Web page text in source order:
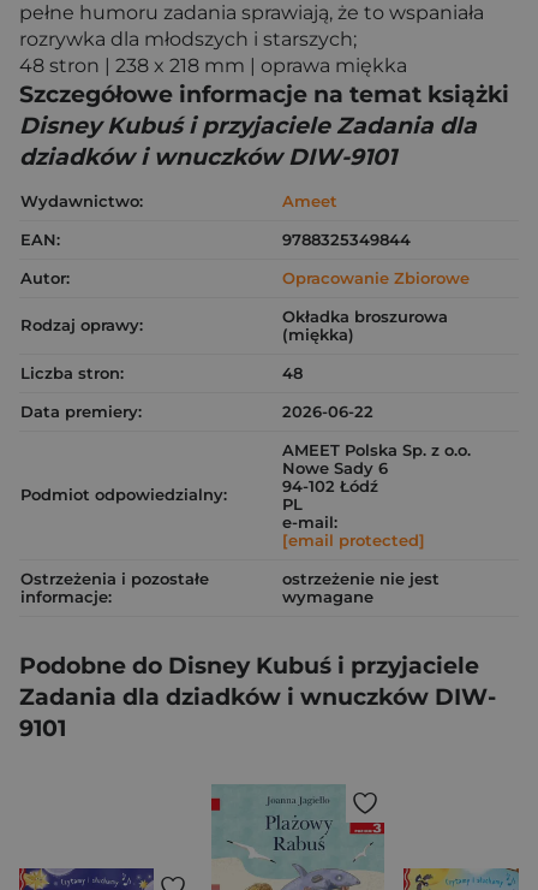
pełne humoru zadania sprawiają, że to wspaniała
rozrywka dla młodszych i starszych;
48 stron | 238 x 218 mm | oprawa miękka
Szczegółowe informacje na temat książki
Disney Kubuś i przyjaciele Zadania dla
dziadków i wnuczków DIW-9101
Wydawnictwo:
Ameet
EAN:
9788325349844
Autor:
Opracowanie Zbiorowe
Rodzaj oprawy:
Okładka broszurowa
(miękka)
Liczba stron:
48
Data premiery:
2026-06-22
Podmiot odpowiedzialny:
AMEET Polska Sp. z o.o.
Nowe Sady 6
94-102 Łódź
PL
e-mail:
[email protected]
Ostrzeżenia i pozostałe
informacje:
ostrzeżenie nie jest
wymagane
Podobne do Disney Kubuś i przyjaciele
Zadania dla dziadków i wnuczków DIW-
9101